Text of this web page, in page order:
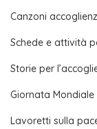
Canzoni
Schede e attività
Storie per
Giornata
Lavoretti sulla